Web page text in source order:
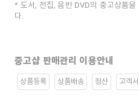
도서, 전집, 음반 DVD의 중고상품을
다.
중고샵 판매관리 이용안내
상품등록 상품배송 정산 고객